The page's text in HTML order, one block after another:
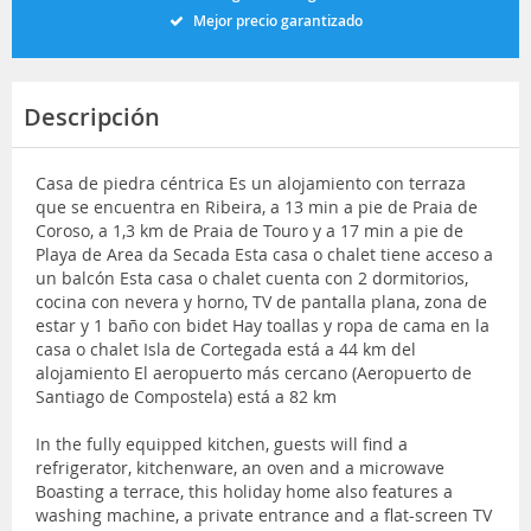
Mejor precio garantizado
Descripción
Casa de piedra céntrica Es un alojamiento con terraza
que se encuentra en Ribeira, a 13 min a pie de Praia de
Coroso, a 1,3 km de Praia de Touro y a 17 min a pie de
Playa de Area da Secada Esta casa o chalet tiene acceso a
un balcón Esta casa o chalet cuenta con 2 dormitorios,
cocina con nevera y horno, TV de pantalla plana, zona de
estar y 1 baño con bidet Hay toallas y ropa de cama en la
casa o chalet Isla de Cortegada está a 44 km del
alojamiento El aeropuerto más cercano (Aeropuerto de
Santiago de Compostela) está a 82 km
In the fully equipped kitchen, guests will find a
refrigerator, kitchenware, an oven and a microwave
Boasting a terrace, this holiday home also features a
washing machine, a private entrance and a flat-screen TV